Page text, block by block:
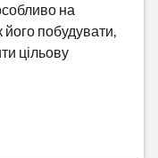
на
його побудувати,
цільову